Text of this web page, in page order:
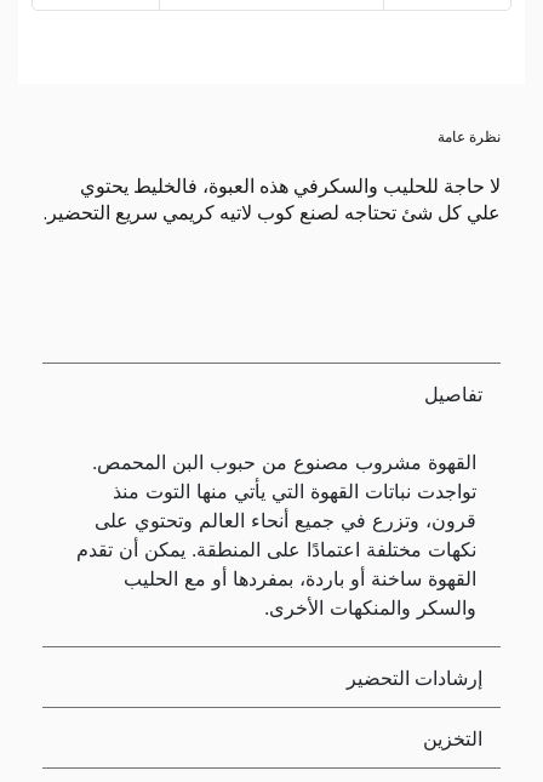
نظرة عامة
لا حاجة للحليب والسكرفي هذه العبوة، فالخليط يحتوي
علي كل شئ تحتاجه لصنع كوب لاتيه كريمي سريع التحضير.
تفاصيل
القهوة مشروب مصنوع من حبوب البن المحمص.
تواجدت نباتات القهوة التي يأتي منها التوت منذ
قرون، وتزرع في جميع أنحاء العالم وتحتوي على
نكهات مختلفة اعتمادًا على المنطقة. يمكن أن تقدم
القهوة ساخنة أو باردة، بمفردها أو مع الحليب
والسكر والمنكهات الأخرى.
إرشادات التحضير
التخزين